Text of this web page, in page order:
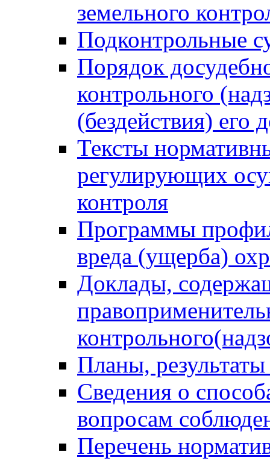
земельного
Подконтрольные
Порядок
контрольного
(бездействия)
Тексты
регулирующих
контроля
Программы
вреда (ущерба)
Доклады,
Планы,
Сведения о
вопросам
Перечень